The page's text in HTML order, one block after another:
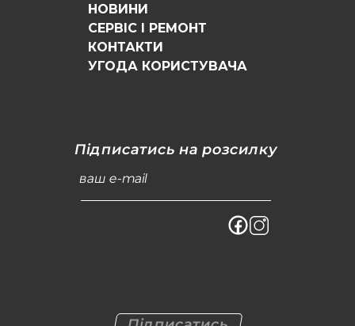
НОВИНИ
СЕРВІС І РЕМОНТ
КОНТАКТИ
УГОДА КОРИСТУВАЧА
Підписатись на розсилку
ваш e-mail